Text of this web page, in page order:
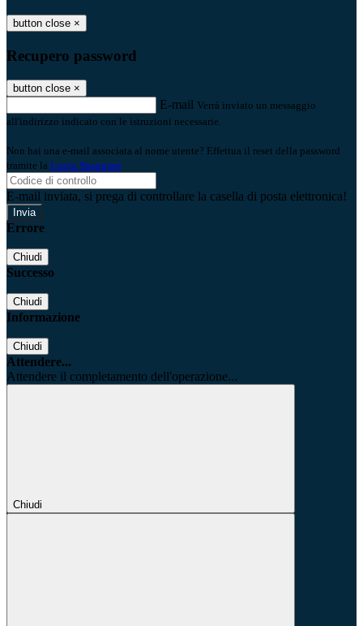
button close ×
Recupero password
button close ×
E-mail Verrà inviato un messaggio
all'indirizzo indicato con le istruzioni necessarie.
Non hai una e-mail associata al nome utente? Effettua il reset della password
tramite la Login Spaggiari
E-mail inviata, si prega di controllare la casella di posta elettronica!
Errore
Chiudi
Successo
Chiudi
Informazione
Chiudi
Attendere...
Attendere il completamento dell'operazione...
Chiudi